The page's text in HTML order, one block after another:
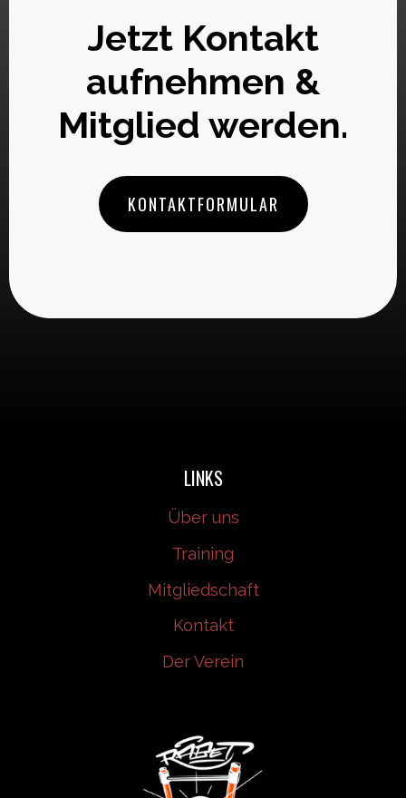
Jetzt Kontakt
aufnehmen &
Mitglied werden.
KONTAKTFORMULAR
LINKS
Über uns
Training
Mitgliedschaft
Kontakt
Der Verein